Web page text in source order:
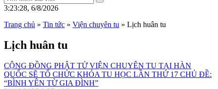
3:23:28, 6/8/2026
Trang chủ » Tin tức » Viện chuyên tu » Lịch huân tu
Lịch huân tu
CỘNG ĐỒNG PHẬT TỬ VIỆN CHUYÊN TU TẠI HÀN
QUỐC SẼ TỔ CHỨC KHÓA TU HỌC LẦN THỨ 17 CHỦ ĐỀ:
“BÌNH YÊN TỪ GIA ĐÌNH”